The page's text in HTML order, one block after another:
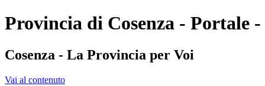
Provincia di Cosenza - Portale
Cosenza - La Provincia per Voi
Vai al contenuto